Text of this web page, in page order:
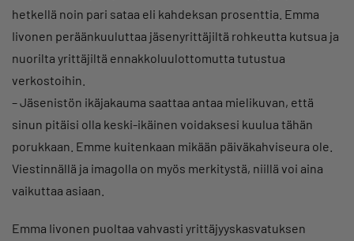
hetkellä noin pari sataa eli kahdeksan prosenttia. Emma
Iivonen peräänkuuluttaa jäsenyrittäjiltä rohkeutta kutsua ja
nuorilta yrittäjiltä ennakkoluulottomutta tutustua
verkostoihin.
– Jäsenistön ikäjakauma saattaa antaa mielikuvan, että
sinun pitäisi olla keski-ikäinen voidaksesi kuulua tähän
porukkaan. Emme kuitenkaan mikään päiväkahviseura ole.
Viestinnällä ja imagolla on myös merkitystä, niillä voi aina
vaikuttaa asiaan.
Emma Iivonen puoltaa vahvasti yrittäjyyskasvatuksen